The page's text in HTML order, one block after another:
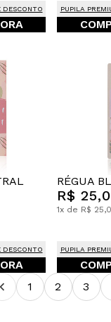
DESCONTO PUPILA
DESCONTO
RÉGUA
R$
1x de R$
PUPILA
1
2 3